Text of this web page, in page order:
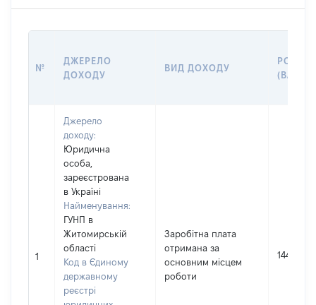
№
ДЖЕРЕЛО
ДОХОДУ
ВИД ДОХОДУ
РОЗМІР
1
Джерело
доходу:
Юридична
особа,
зареєстрована
в Україні
Найменування:
ГУНП в
Житомирській
області
Код в Єдиному
державному
реєстрі
Заробітна плата
отримана за
основним місцем
роботи
144159